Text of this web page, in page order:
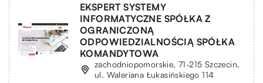
EKSPERT SYSTEMY
INFORMATYCZNE SPÓŁKA Z
OGRANICZONĄ
ODPOWIEDZIALNOŚCIĄ SPÓŁKA
KOMANDYTOWA
zachodniopomorskie, 71-215 Szczecin,
ul. Waleriana Łukasińskiego 114